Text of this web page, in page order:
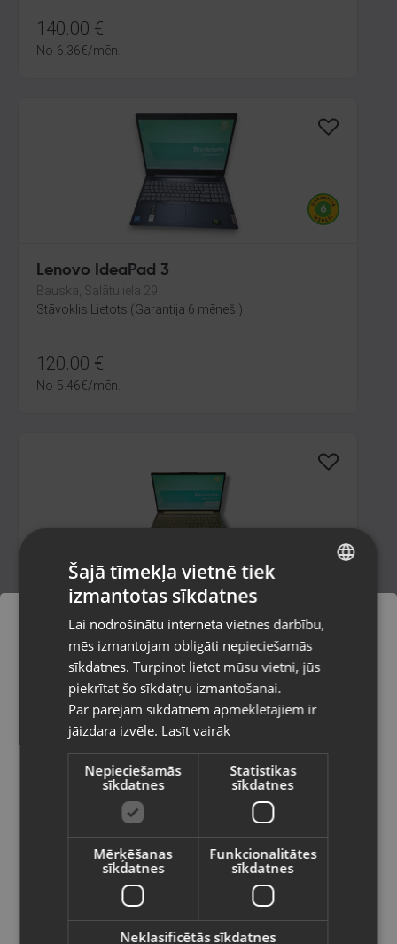
140.00 €
No 6.36€/mēn.
Lenovo IdeaPad 3
Bauska, Salātu iela 29
Stāvoklis Lietots (Garantija 6 mēneši)
120.00 €
No 5.46€/mēn.
Lenovo Ideapad Slim 3
Rīga, Saharova iela 13-3
Stāvoklis Lietots (Garantija 6 mēneši)
80.00€
/mēn.
Lenovo ThinkPad T480s
Pasūtījumi tiks piegādāti uz
izvēlēto valsti
Vietnes saturs būs attēlots izvēlētajā
valodā
Valsts
Latviešu / Latvian
RUSSIAN
Šajā tīmekļa vietnē tiek
izmantotas sīkdatnes
Lai nodrošinātu interneta vietnes darbību,
mēs izmantojam obligāti nepieciešamās
sīkdatnes. Turpinot lietot mūsu vietni, jūs
piekrītat šo sīkdatņu izmantošanai.
Par pārējām sīkdatnēm apmeklētājiem ir
jāizdara izvēle. Lasīt vairāk
Nepieciešamās
sīkdatnes
Statistikas
sīkdatnes
Mērķēšanas
sīkdatnes
Funkcionalitātes
sīkdatnes
Neklasificētās sīkdatnes